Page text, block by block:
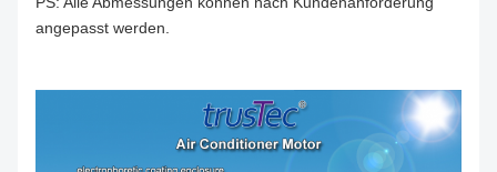
angepasst werden.